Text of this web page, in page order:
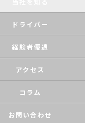
ドライバー
経験者優遇
アクセス
コラム
お問い合わせ